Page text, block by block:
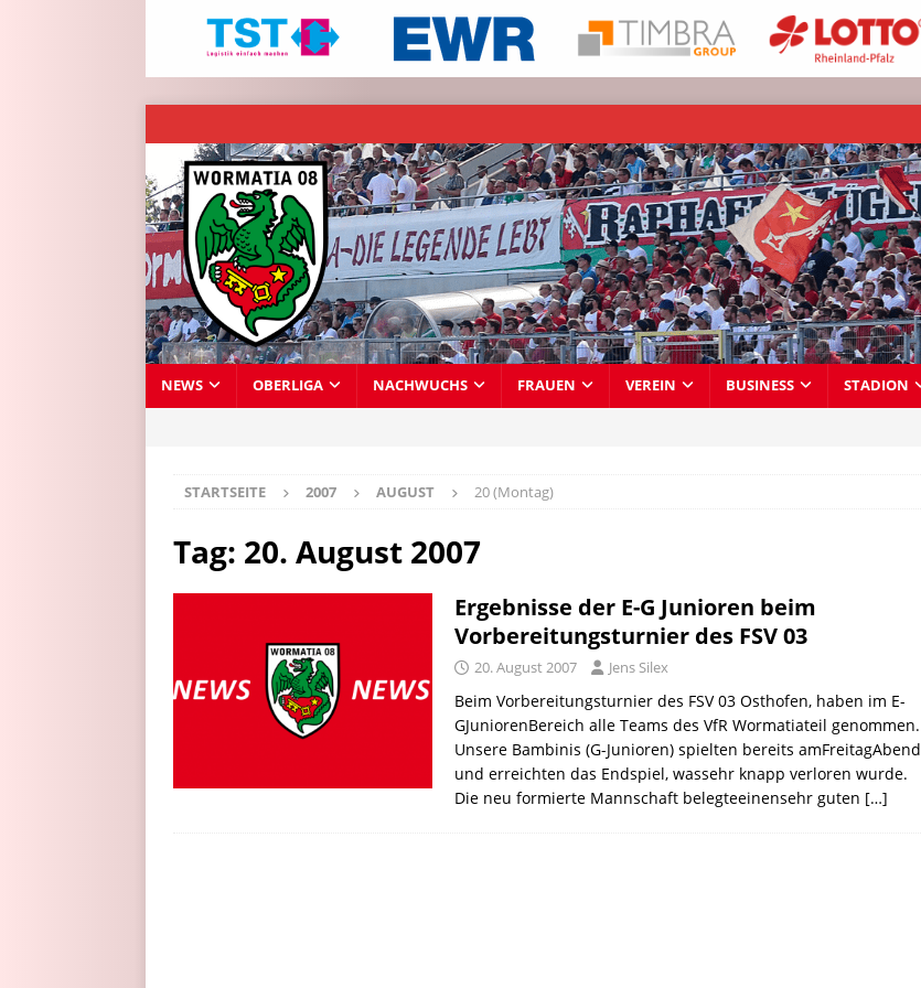
NEWS OBERLIGA NACHWUCHS FRAUEN VEREIN BUSINESS STADION
STARTSEITE 2007 AUGUST 20 (Montag)
Tag: 20. August 2007
Ergebnisse der E-G Junioren beim
Vorbereitungsturnier des FSV 03
20. August 2007 Jens Silex
Beim Vorbereitungsturnier des FSV 03 Osthofen, haben im E-
GJuniorenBereich alle Teams des VfR Wormatiateil genommen.
Unsere Bambinis (G-Junioren) spielten bereits amFreitagAbend
und erreichten das Endspiel, wassehr knapp verloren wurde.
Die neu formierte Mannschaft belegteeinensehr guten […]